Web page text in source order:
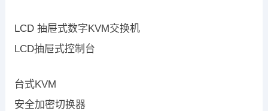
LCD 抽屉式数字KVM交换机
LCD抽屉式控制台
台式KVM
安全加密切换器